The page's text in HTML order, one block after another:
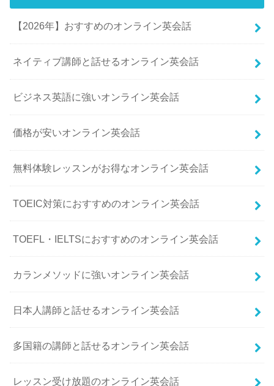
【2026年】おすすめのオンライン英会話
ネイティブ講師と話せるオンライン英会話
ビジネス英語に強いオンライン英会話
価格が安いオンライン英会話
無料体験レッスンがお得なオンライン英会話
TOEIC対策におすすめのオンライン英会話
TOEFL・IELTSにおすすめのオンライン英会話
カランメソッドに強いオンライン英会話
日本人講師と話せるオンライン英会話
多国籍の講師と話せるオンライン英会話
レッスン受け放題のオンライン英会話